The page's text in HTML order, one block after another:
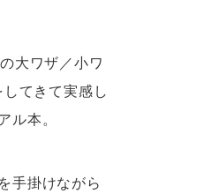
大ワザ／小ワ
てきて実感し
ル本。
手掛けながら